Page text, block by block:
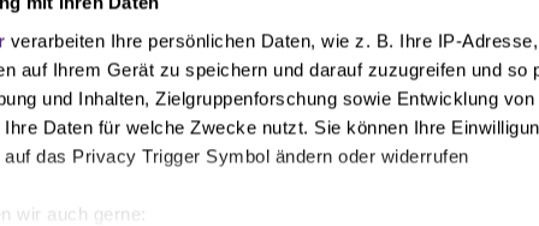
verarbeiten Ihre persönlichen Daten, wie z. B. Ihre IP-
auf Ihrem Gerät zu speichern und darauf zuzugreifen und so
und Inhalten, Zielgruppenforschung sowie Entwicklung
Daten für welche Zwecke nutzt. Sie können Ihre
das Privacy Trigger Symbol ändern oder widerrufen
wir auch gerne:
Richter – Ajdini (73‘ Semic), Beermann, Wiemann, Conus –
(63‘ Tesche), Mulaj (63‘ Simakala), Engelhardt – Zwarts
– Burghardt (65‘ Fallmann), Barylla, T. Hoffmann,
(74’ Sijaric), Tashchy, Stefaniak (90+3’ Seitz) – Bär (75’